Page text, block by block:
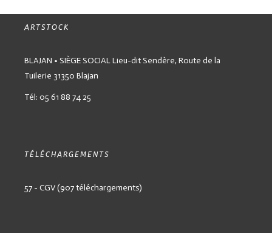
ARTSTOCK
BLAJAN • SIÈGE SOCIALLieu-dit Sendère, Route de la
Tuilerie 31350 Blajan
Tél: 05 61 88 74 25
TÉLÉCHARGEMENTS
57 - CGV (907 téléchargements)